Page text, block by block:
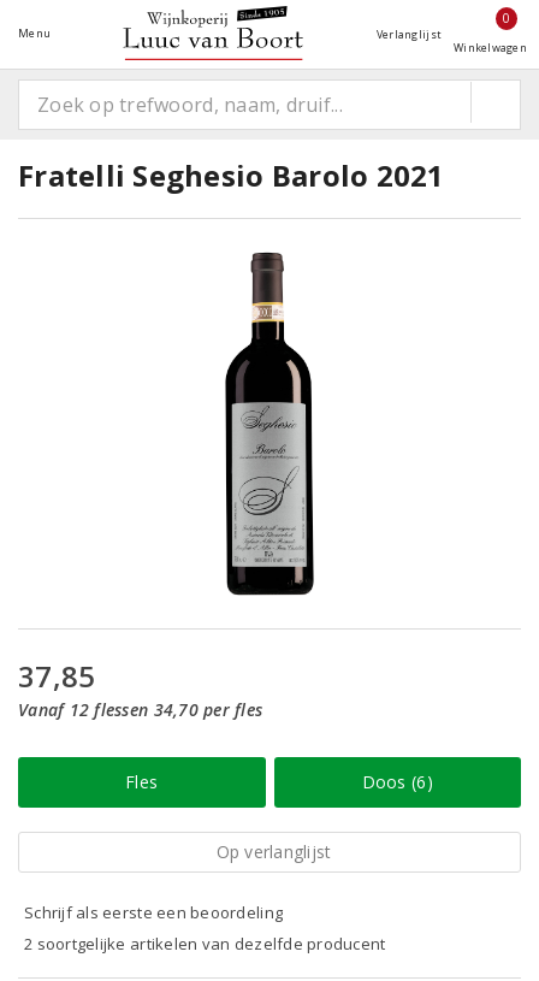
Menu Verlanglijst
0
Winkelwagen
Fratelli Seghesio Barolo 2021
37,85
Vanaf 12 flessen 34,70 per fles
Fles Doos (6)
Op verlanglijst
Schrijf als eerste een beoordeling
2 soortgelijke artikelen van dezelfde producent